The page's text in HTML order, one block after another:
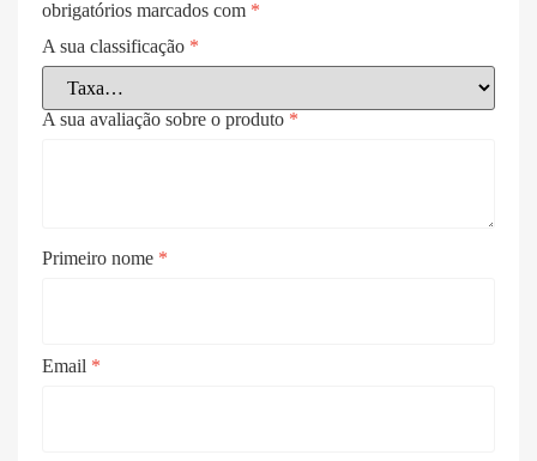
obrigatórios marcados com *
A sua classificação *
A sua avaliação sobre o produto *
Primeiro nome *
Email *